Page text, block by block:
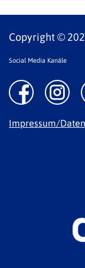
Copyright ©
Social Media Kanäle
Impressum/